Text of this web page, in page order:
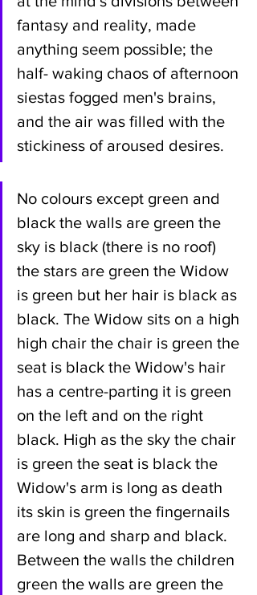
fantasy and reality, made
anything seem possible; the
half- waking chaos of afternoon
siestas fogged men's brains,
and the air was filled with the
stickiness of aroused desires.
No colours except green and
black the walls are green the
sky is black (there is no roof)
the stars are green the Widow
is green but her hair is black as
black. The Widow sits on a high
high chair the chair is green the
seat is black the Widow's hair
has a centre-parting it is green
on the left and on the right
black. High as the sky the chair
is green the seat is black the
Widow's arm is long as death
its skin is green the fingernails
are long and sharp and black.
Between the walls the children
green the walls are green the